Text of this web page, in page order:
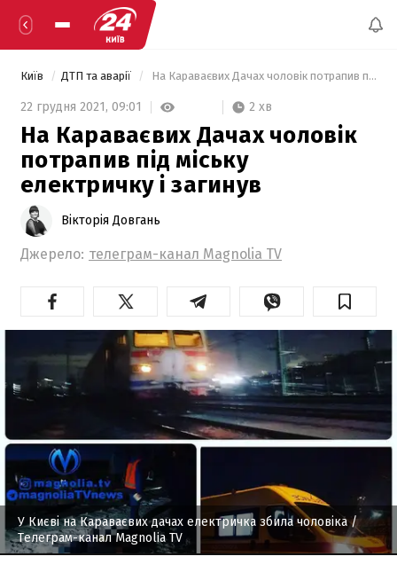
Київ ДТП та аварії На Караваєвих Дачах чоловік потрапив під міську електричку і загинув
22 грудня 2021, 09:01 2 хв
На Караваєвих Дачах чоловік
потрапив під міську
електричку і загинув
Вікторія Довгань
Джерело: телеграм-канал Magnolia TV
У Києві на Караваєвих дачах електричка збила чоловіка/
Телеграм-канал Magnolia TV